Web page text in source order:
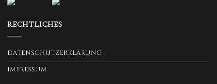
RECHTLICHES
DATENSCHUTZERKLÄRUNG
IMPRESSUM